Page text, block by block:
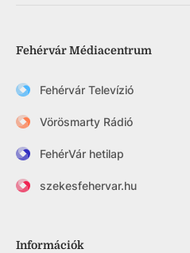
Fehérvár Médiacentrum
Fehérvár Televízió
Vörösmarty Rádió
FehérVár hetilap
szekesfehervar.hu
Információk